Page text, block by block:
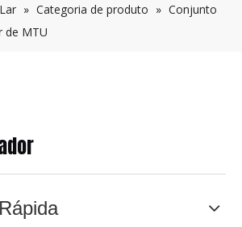
Lar » Categoria de produto » Conjunto
de MTU